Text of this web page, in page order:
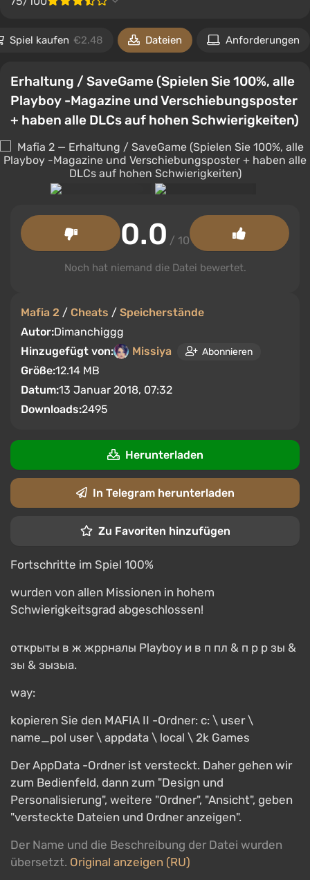
Spiel kaufen €2.48 Dateien Anforderungen
Erhaltung / SaveGame (Spielen Sie 100%, alle
Playboy -Magazine und Verschiebungsposter
+ haben alle DLCs auf hohen Schwierigkeiten)
Mafia 2 / Cheats / Speicherstände
Autor:Dimanchiggg
Hinzugefügt von:
Missiya Abonnieren
Größe:12.14 MB
Datum:13 Januar 2018, 07:32
Downloads:2495
0.0 / 10
Noch hat niemand die Datei bewertet.
Herunterladen
In Telegram herunterladen
Zu Favoriten hinzufügen
Fortschritte im Spiel 100%
wurden von allen Missionen in hohem
Schwierigkeitsgrad abgeschlossen!
открыты в ж жррналы Playboy и в п пл & п р р зы &
зы & зызыа.
way:
kopieren Sie den MAFIA II -Ordner: с: \ user \
name_pol user \ appdata \ local \ 2k Games
Der AppData -Ordner ist versteckt. Daher gehen wir
zum Bedienfeld, dann zum "Design und
Personalisierung", weitere "Ordner", "Ansicht", geben
"versteckte Dateien und Ordner anzeigen".
Der Name und die Beschreibung der Datei wurden
übersetzt. Original anzeigen (RU)